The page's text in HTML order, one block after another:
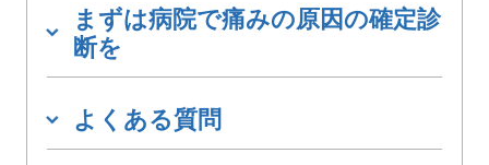
まずは病院で痛みの原因の確定診
断を
よくある質問